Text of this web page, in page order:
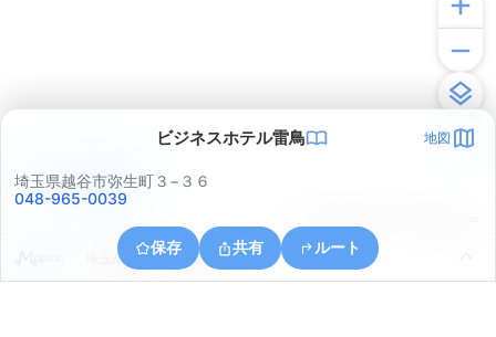
ビジネスホテル雷鳥 地図
埼玉県越谷市弥生町３−３６
048-965-0039
保存 共有 ルート
埼玉県越谷市西方２丁目１７
アプリで見る